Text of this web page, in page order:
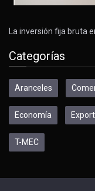
La inversión fija bruta
Categorías
Aranceles
Economía
T-MEC